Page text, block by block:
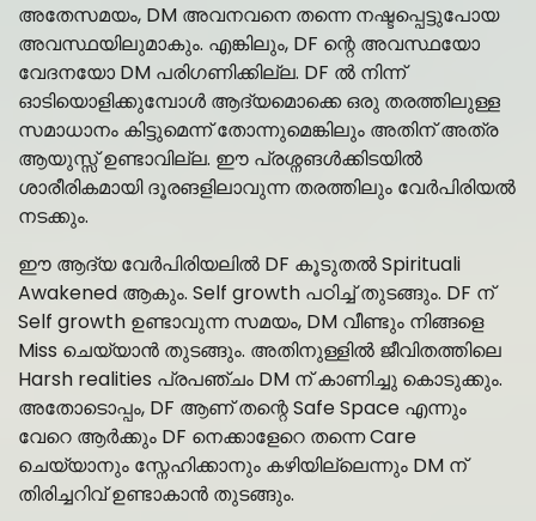
അതേസമയം, DM അവനവനെ തന്നെ നഷ്ടപ്പെട്ടുപോയ
അവസ്ഥയിലുമാകും. എങ്കിലും, DF ന്റെ അവസ്ഥയോ
വേദനയോ DM പരിഗണിക്കില്ല. DF ൽ നിന്ന്
ഓടിയൊളിക്കുമ്പോൾ ആദ്യമൊക്കെ ഒരു തരത്തിലുള്ള
സമാധാനം കിട്ടുമെന്ന് തോന്നുമെങ്കിലും അതിന് അത്ര
ആയുസ്സ് ഉണ്ടാവില്ല. ഈ പ്രശ്നങൾക്കിടയിൽ
ശാരീരികമായി ദൂരങളിലാവുന്ന തരത്തിലും വേർപിരിയൽ
നടക്കും.
ഈ ആദ്യ വേർപിരിയലിൽ DF കൂടുതൽ Spirituali
Awakened ആകും. Self growth പഠിച്ച് തുടങ്ങും. DF ന്
Self growth ഉണ്ടാവുന്ന സമയം, DM വീണ്ടും നിങ്ങളെ
Miss ചെയ്യാൻ തുടങ്ങും. അതിനുള്ളിൽ ജീവിതത്തിലെ
Harsh realities പ്രപഞ്ചം DM ന് കാണിച്ചു കൊടുക്കും.
അതോടൊപ്പം, DF ആണ് തന്റെ Safe Space എന്നും
വേറെ ആർക്കും DF നെക്കാളേറെ തന്നെ Care
ചെയ്യാനും സ്നേഹിക്കാനും കഴിയില്ലെന്നും DM ന്
തിരിച്ചറിവ് ഉണ്ടാകാൻ തുടങ്ങും.